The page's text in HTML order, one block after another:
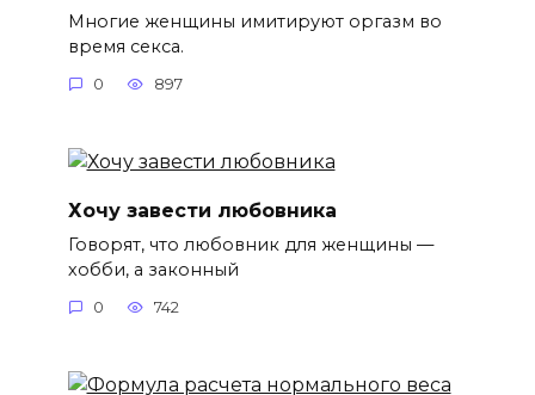
Многие женщины имитируют оргазм во
время секса.
0 897
Хочу завести любовника
Говорят, что любовник для женщины —
хобби, а законный
0 742